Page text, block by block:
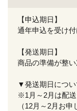
【申込期日】
通年申込を受け付
【発送期日】
商品の準備が整い
▼発送期日につ
※1月～2月は配送
（12月～2月お